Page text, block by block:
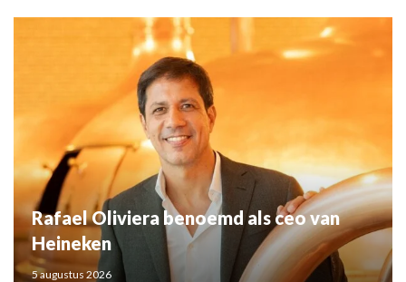
Rafael Oliviera benoemd als ceo van
Heineken
5 augustus 2026